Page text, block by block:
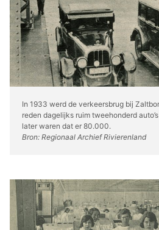
In 1933 werd de verkeersbrug bij
reden dagelijks ruim tweehonderd
later waren dat er 80.000.
Bron: Regionaal Archief Rivierenland